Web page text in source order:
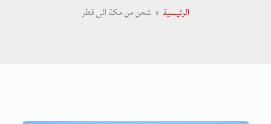
الرئيسية شحن من مكة الى قطر